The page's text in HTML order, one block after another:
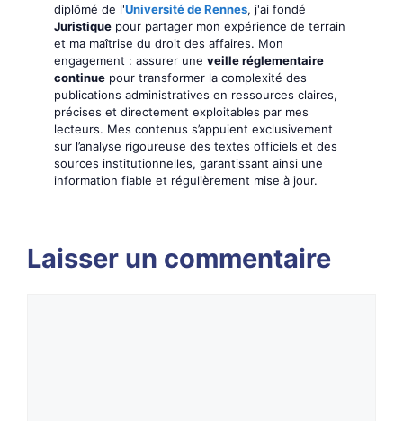
diplômé de l'Université de Rennes, j'ai fondé
Juristique pour partager mon expérience de terrain
et ma maîtrise du droit des affaires. Mon
engagement : assurer une veille réglementaire
continue pour transformer la complexité des
publications administratives en ressources claires,
précises et directement exploitables par mes
lecteurs. Mes contenus s’appuient exclusivement
sur l’analyse rigoureuse des textes officiels et des
sources institutionnelles, garantissant ainsi une
information fiable et régulièrement mise à jour.
Laisser un commentaire